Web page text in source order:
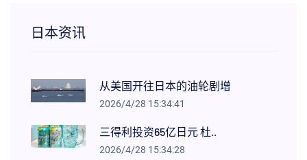
日本资讯
从美国开往日本的油轮剧增
2026/4/28 15:34:41
三得利投资65亿日元 杜..
2026/4/28 15:34:28